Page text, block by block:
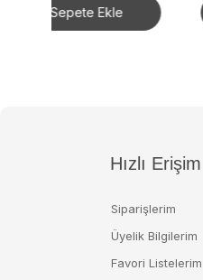
Sepete Ekle
Hızlı Erişim
Siparişlerim
Üyelik Bilgilerim
Favori Listelerim